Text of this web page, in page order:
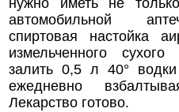
нужно иметь не
автомобильной
спиртовая настойка
измельченного
залить 0,5 л 40°
ежедневно
Лекарство готово.